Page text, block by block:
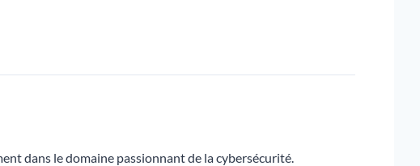
dans le domaine passionnant de la cybersécurité.